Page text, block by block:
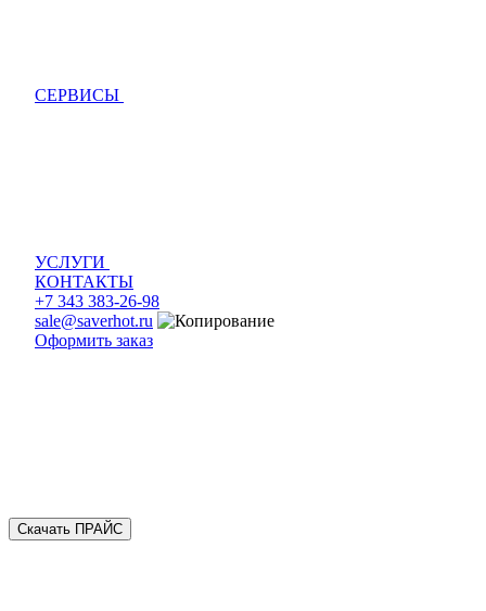
СЕРВИСЫ
УСЛУГИ
КОНТАКТЫ
+7 343 383-26-98
sale@saverhot.ru
Оформить заказ
Скачать ПРАЙС